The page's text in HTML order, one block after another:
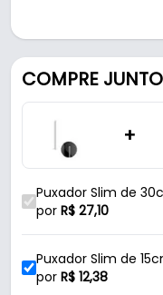
em portas e janelas.
Fabricado em
é resistente e
por autocolante -
Características:
- Marca: Rometal
- Material: Zamac
- Acabamento:
COMPRE JUNTO
+
Puxador Slim de
Porta de Vidro
por R$ 27,10
Puxador Slim de
Vidro Rometal
por R$ 12,38